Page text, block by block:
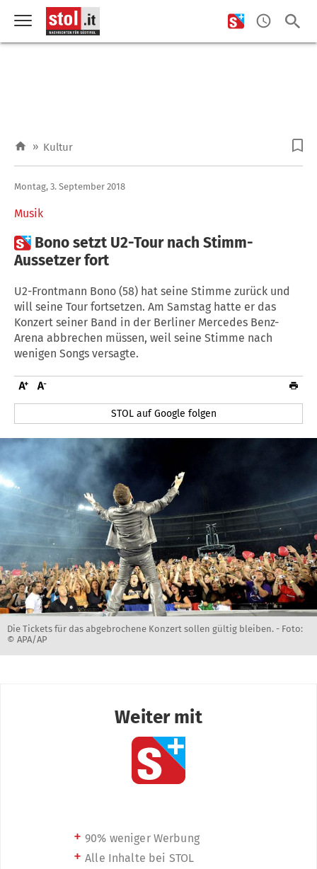
» Kultur
Musik
Montag, 3. September 2018
 Bono setzt U2-Tour nach Stimm-
Aussetzer fort
U2-Frontmann Bono (58) hat seine Stimme zurück und
will seine Tour fortsetzen. Am Samstag hatte er das
Konzert seiner Band in der Berliner Mercedes Benz-
Arena abbrechen müssen, weil seine Stimme nach
wenigen Songs versagte.
STOL auf Google folgen
Die Tickets für das abgebrochene Konzert sollen gültig bleiben. - Foto:
© APA/AP